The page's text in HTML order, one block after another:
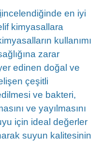
incelendiğinde en iyi
kimyasallara
kullanımı
zarar
edinen doğal ve
çeşitli
ve bakteri,
ve yayılmasını
için ideal değerler
suyun kalitesinin